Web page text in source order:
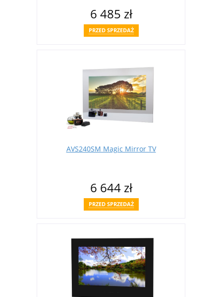
6 485 zł
PRZED SPRZEDAŻ
AVS240SM Magic Mirror TV
6 644 zł
PRZED SPRZEDAŻ